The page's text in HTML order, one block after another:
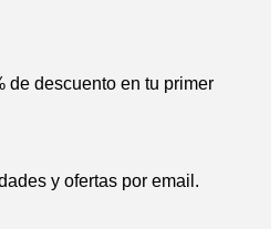
de descuento en tu primer
y ofertas por email.